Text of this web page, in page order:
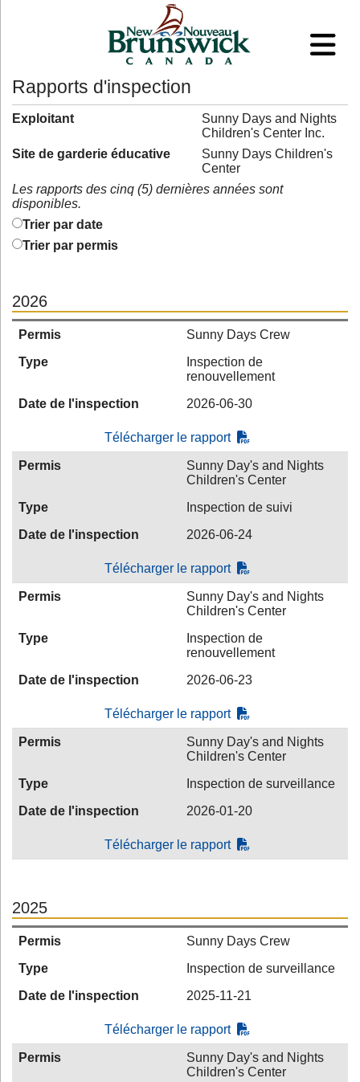
Rapports d'inspection
Exploitant
Sunny Days and Nights
Children's Center Inc.
Site de garderie éducative
Sunny Days Children's
Center
Les rapports des cinq (5) dernières années sont
disponibles.
Trier par date
Trier par permis
2026
Permis
Sunny Days Crew
Type
Inspection de
renouvellement
Date de l'inspection
2026-06-30
Télécharger le rapport
Permis
Sunny Day's and Nights
Children's Center
Type
Inspection de suivi
Date de l'inspection
2026-06-24
Télécharger le rapport
Permis
Sunny Day's and Nights
Children's Center
Type
Inspection de
renouvellement
Date de l'inspection
2026-06-23
Télécharger le rapport
Permis
Sunny Day's and Nights
Children's Center
Type
Inspection de surveillance
Date de l'inspection
2026-01-20
Télécharger le rapport
2025
Permis
Sunny Days Crew
Type
Inspection de surveillance
Date de l'inspection
2025-11-21
Télécharger le rapport
Permis
Sunny Day's and Nights
Children's Center